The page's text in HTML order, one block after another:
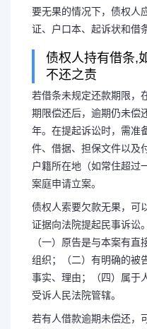
要无果的情况下，债权人
证、户口本、起诉状和借
债权人持有借条,
不还之责
若借条未规定还款期限，
期限偿还后，逾期仍未偿
年。在提起诉讼时，需准
件、借据、担保文件以及
户籍所在地（如常住超过
案庭申请立案。
债权人索要欠款无果，可
证据向法院提起民事诉讼
（一）原告是与本案有
组织；（二）有明确的被
事实、理由；（四）属于
受诉人民法院管辖。
若有人借款逾期未偿还，